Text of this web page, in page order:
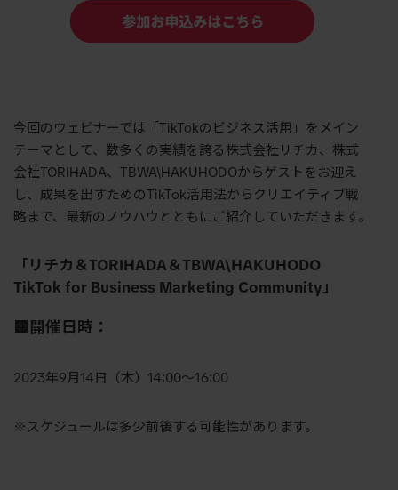
今回のウェビナーでは「TikTokのビジネス活用」をメイン
テーマとして、数多くの実績を誇る株式会社リチカ、株式
会社TORIHADA、TBWA\HAKUHODOからゲストをお迎え
し、成果を出すためのTikTok活用法からクリエイティブ戦
略まで、最新のノウハウとともにご紹介していただきます。
「リチカ＆TORIHADA＆TBWA\HAKUHODO
TikTok for Business Marketing Community」
■開催日時：
2023年9月14日（木）1 4 :00〜16:00
※スケジュールは多少前後する可能性があります。